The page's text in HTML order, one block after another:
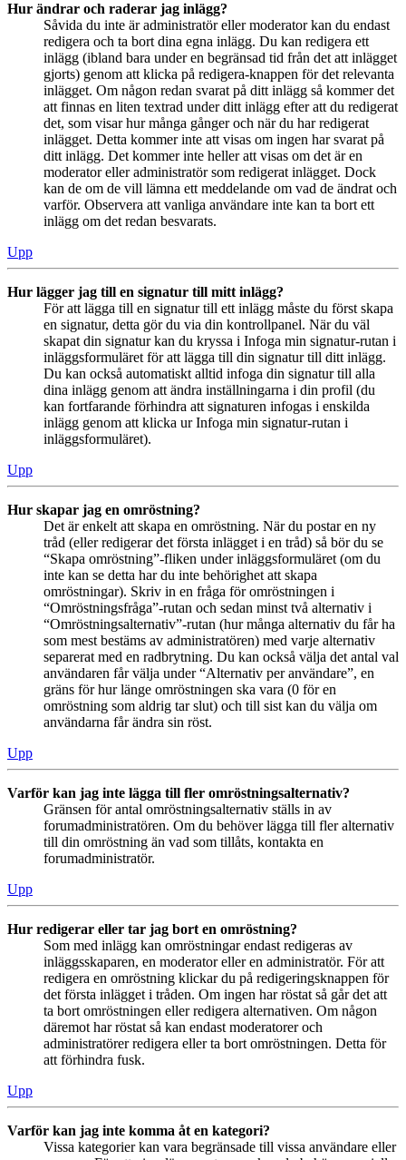
Hur ändrar och raderar jag inlägg?
Såvida du inte är administratör eller moderator kan du endast
redigera och ta bort dina egna inlägg. Du kan redigera ett
inlägg (ibland bara under en begränsad tid från det att inlägget
gjorts) genom att klicka på redigera-knappen för det relevanta
inlägget. Om någon redan svarat på ditt inlägg så kommer det
att finnas en liten textrad under ditt inlägg efter att du redigerat
det, som visar hur många gånger och när du har redigerat
inlägget. Detta kommer inte att visas om ingen har svarat på
ditt inlägg. Det kommer inte heller att visas om det är en
moderator eller administratör som redigerat inlägget. Dock
kan de om de vill lämna ett meddelande om vad de ändrat och
varför. Observera att vanliga användare inte kan ta bort ett
inlägg om det redan besvarats.
Upp
Hur lägger jag till en signatur till mitt inlägg?
För att lägga till en signatur till ett inlägg måste du först skapa
en signatur, detta gör du via din kontrollpanel. När du väl
skapat din signatur kan du kryssa i Infoga min signatur-rutan i
inläggsformuläret för att lägga till din signatur till ditt inlägg.
Du kan också automatiskt alltid infoga din signatur till alla
dina inlägg genom att ändra inställningarna i din profil (du
kan fortfarande förhindra att signaturen infogas i enskilda
inlägg genom att klicka ur Infoga min signatur-rutan i
inläggsformuläret).
Upp
Hur skapar jag en omröstning?
Det är enkelt att skapa en omröstning. När du postar en ny
tråd (eller redigerar det första inlägget i en tråd) så bör du se
“Skapa omröstning”-fliken under inläggsformuläret (om du
inte kan se detta har du inte behörighet att skapa
omröstningar). Skriv in en fråga för omröstningen i
“Omröstningsfråga”-rutan och sedan minst två alternativ i
“Omröstningsalternativ”-rutan (hur många alternativ du får ha
som mest bestäms av administratören) med varje alternativ
separerat med en radbrytning. Du kan också välja det antal val
användaren får välja under “Alternativ per användare”, en
gräns för hur länge omröstningen ska vara (0 för en
omröstning som aldrig tar slut) och till sist kan du välja om
användarna får ändra sin röst.
Upp
Varför kan jag inte lägga till fler omröstningsalternativ?
Gränsen för antal omröstningsalternativ ställs in av
forumadministratören. Om du behöver lägga till fler alternativ
till din omröstning än vad som tillåts, kontakta en
forumadministratör.
Upp
Hur redigerar eller tar jag bort en omröstning?
Som med inlägg kan omröstningar endast redigeras av
inläggsskaparen, en moderator eller en administratör. För att
redigera en omröstning klickar du på redigeringsknappen för
det första inlägget i tråden. Om ingen har röstat så går det att
ta bort omröstningen eller redigera alternativen. Om någon
däremot har röstat så kan endast moderatorer och
administratörer redigera eller ta bort omröstningen. Detta för
att förhindra fusk.
Upp
Varför kan jag inte komma åt en kategori?
Vissa kategorier kan vara begränsade till vissa användare eller